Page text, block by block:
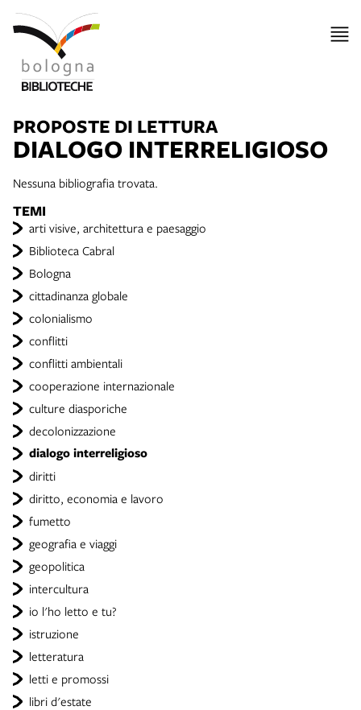
PROPOSTE DI LETTURA
DIALOGO INTERRELIGIOSO
TEMI
arti visive, architettura e paesaggio
Biblioteca Cabral
Bologna
cittadinanza globale
colonialismo
conflitti
conflitti ambientali
cooperazione internazionale
culture diasporiche
decolonizzazione
dialogo interreligioso
diritti
diritto, economia e lavoro
fumetto
geografia e viaggi
geopolitica
intercultura
io l'ho letto e tu?
istruzione
letteratura
letti e promossi
libri d'estate
Nessuna bibliografia trovata.